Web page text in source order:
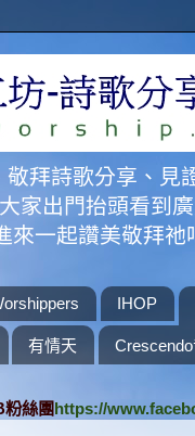
拜詩歌分享、
家出門抬頭看到
一起讚美敬拜祂
IHOP
有情天
粉絲團https://